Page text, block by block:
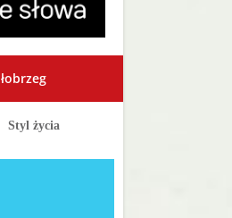
Styl życia